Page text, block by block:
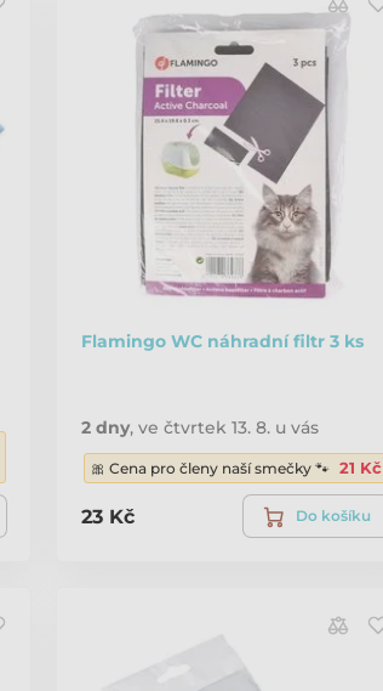
Flamingo WC náhradní filtr 3 ks
2 dny, ve čtvrtek 13. 8. u vás
🎀 Cena pro členy naší smečky 🐾 21 Kč
23 Kč Do košíku